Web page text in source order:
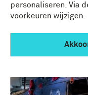
personaliseren. Via
voorkeuren wijzigen.
Ontdek meer